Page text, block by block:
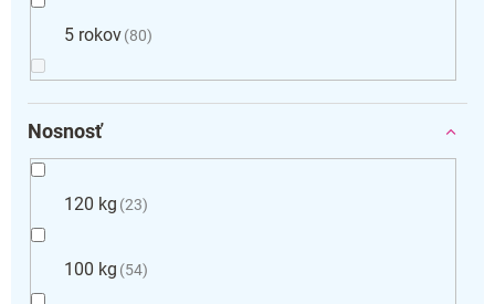
5 rokov 80
Nosnosť
120 kg 23
100 kg 54